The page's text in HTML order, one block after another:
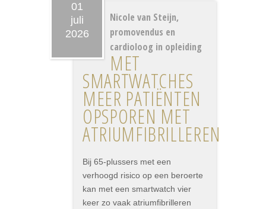
01
juli
2026
Nicole van Steijn,
promovendus en
cardioloog in opleiding
MET
SMARTWATCHES
MEER PATIËNTEN
OPSPOREN MET
ATRIUMFIBRILLEREN
Bij 65-plussers met een
verhoogd risico op een beroerte
kan met een smartwatch vier
keer zo vaak atriumfibrilleren